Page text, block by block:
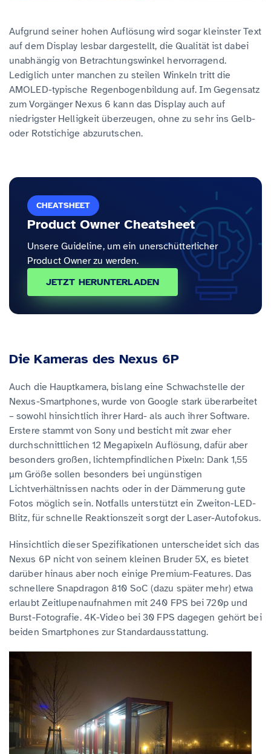
Aufgrund seiner hohen Auflösung wird sogar kleinster Text
auf dem Display lesbar dargestellt, die Qualität ist dabei
unabhängig von Betrachtungswinkel hervorragend.
Lediglich unter manchen zu steilen Winkeln tritt die
AMOLED-typische Regenbogenbildung auf. Im Gegensatz
zum Vorgänger Nexus 6 kann das Display auch auf
niedrigster Helligkeit überzeugen, ohne zu sehr ins Gelb-
oder Rotstichige abzurutschen.
CHEATSHEET
Product Owner Cheatsheet
Unsere Guideline, um ein unerschütterlicher
Product Owner zu werden.
JETZT HERUNTERLADEN
Die Kameras des Nexus 6P
Auch die Hauptkamera, bislang eine Schwachstelle der
Nexus-Smartphones, wurde von Google stark überarbeitet
– sowohl hinsichtlich ihrer Hard- als auch ihrer Software.
Erstere stammt von Sony und besticht mit zwar eher
durchschnittlichen 12 Megapixeln Auflösung, dafür aber
besonders großen, lichtempfindlichen Pixeln: Dank 1,55
µm Größe sollen besonders bei ungünstigen
Lichtverhältnissen nachts oder in der Dämmerung gute
Fotos möglich sein. Notfalls unterstützt ein Zweiton-LED-
Blitz, für schnelle Reaktionszeit sorgt der Laser-Autofokus.
Hinsichtlich dieser Spezifikationen unterscheidet sich das
Nexus 6P nicht von seinem kleinen Bruder 5X, es bietet
darüber hinaus aber noch einige Premium-Features. Das
schnellere Snapdragon 810 SoC (dazu später mehr) etwa
erlaubt Zeitlupenaufnahmen mit 240 FPS bei 720p und
Burst-Fotografie. 4K-Video bei 30 FPS dagegen gehört bei
beiden Smartphones zur Standardausstattung.